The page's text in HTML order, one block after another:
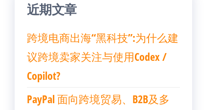
近期文章
跨境电商出海“黑科技”:为什么建
议跨境卖家关注与使用Codex /
Copilot?
PayPal 面向跨境贸易、B2B及多